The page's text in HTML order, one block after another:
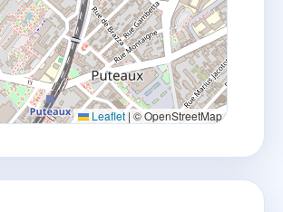
Leaflet | © OpenStreetMap